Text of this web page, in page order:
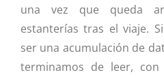
una vez que queda
estanterías tras el viaje.
ser una acumulación de
terminamos de leer,